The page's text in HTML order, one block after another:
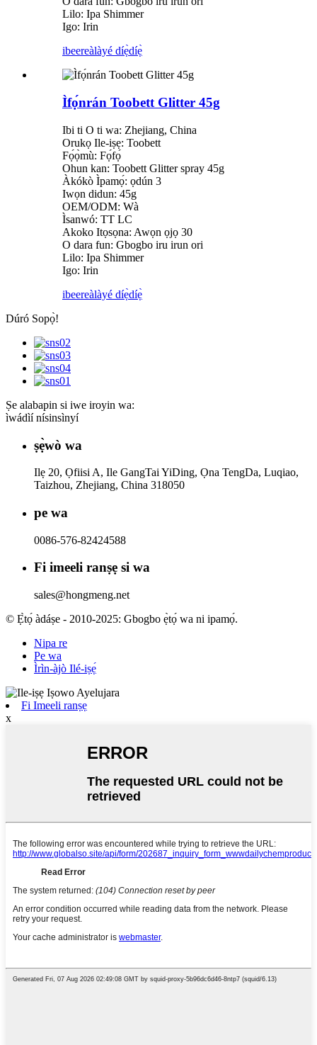
Lilo: Ipa Shimmer
Igo: Irin
ibeereàlàyé díẹ̀díẹ̀
Ìfọ́nrán Toobett Glitter 45g
Ibi ti O ti wa: Zhejiang, China
Orukọ Ile-iṣẹ: Toobett
Fọ́ọ̀mù: Fọ́fọ́
Ohun kan: Toobett Glitter spray 45g
Àkókò Ìpamọ́: ọdún 3
Iwọn didun: 45g
OEM/ODM: Wà
Ìsanwó: TT LC
Akoko Itọsọna: Awọn ọjọ 30
O dara fun: Gbogbo iru irun ori
Lilo: Ipa Shimmer
Igo: Irin
ibeereàlàyé díẹ̀díẹ̀
Dúró Sopọ̀!
Ṣe alabapin si iwe iroyin wa:
ìwádìí nísinsìnyí
ṣẹ̀wò wa
Ilẹ 20, Ọfiisi A, Ile GangTai YiDing, Ọna TengDa, Luqiao,
Taizhou, Zhejiang, China 318050
pe wa
0086-576-82424588
Fi imeeli ranṣẹ si wa
sales@hongmeng.net
© Ẹ̀tọ́ àdáṣe - 2010-2025: Gbogbo ẹ̀tọ́ wa ni ipamọ́.
Nipa re
Pe wa
Ìrìn-àjò Ilé-iṣẹ́
Fi Imeeli ranṣẹ
x